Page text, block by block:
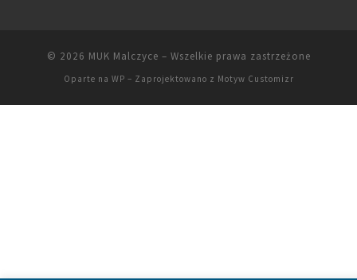
© 2026 MUK Malczyce – Wszelkie prawa zastrzeżone
Oparte na WP – Zaprojektowano z Motyw Customizr